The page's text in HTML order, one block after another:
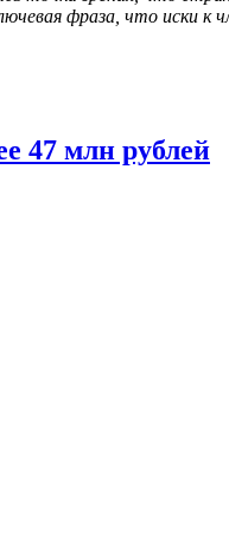
фраза, что иски
47 млн рублей